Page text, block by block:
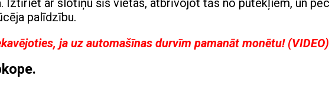
Iztīriet ar slotiņu šīs vietas, atbrīvojot tās no putekļiem, un pēc
palīdzību.
ja uz automašīnas durvīm pamanāt monētu! (VIDEO)